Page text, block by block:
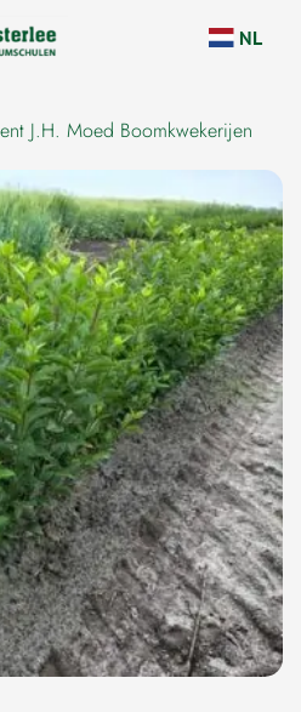
NL
J.H. Moed Boomkwekerijen